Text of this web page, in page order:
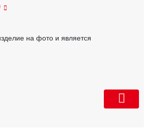
на фото и является